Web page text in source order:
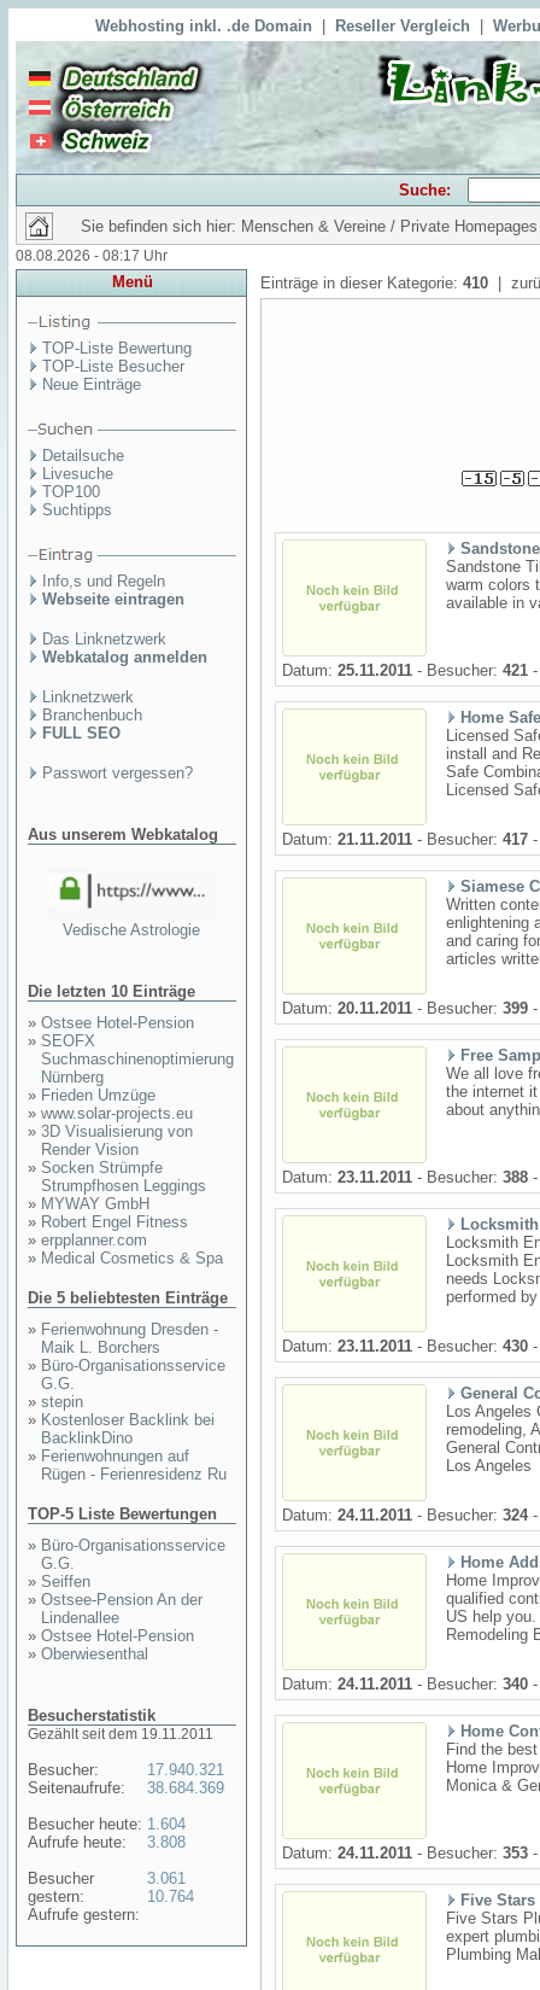
Webhosting inkl. .de Domain Reseller Vergleich
Suche:
Sie befinden sich hier: Menschen & Vereine / Private Homepages
08.08.2026 - 08:17 Uhr
Menü
TOP-Liste Bewertung
TOP-Liste Besucher
Neue Einträge
Detailsuche
Livesuche
TOP100
Suchtipps
Info,s und Regeln
Webseite eintragen
Das Linknetzwerk
Webkatalog anmelden
Linknetzwerk
Branchenbuch
FULL SEO
Passwort vergessen?
Aus unserem Webkatalog
Vedische Astrologie
Die letzten 10 Einträge
» Ostsee Hotel-Pension
» SEOFX
Suchmaschinenoptimierung
Nürnberg
» Frieden Umzüge
» www.solar-projects.eu
» 3D Visualisierung von
Render Vision
» Socken Strümpfe
Strumpfhosen Leggings
» MYWAY GmbH
» Robert Engel Fitness
» erpplanner.com
» Medical Cosmetics & Spa
Die 5 beliebtesten Einträge
» Ferienwohnung Dresden -
Maik L. Borchers
» Büro-Organisationsservice
G.G.
» stepin
» Kostenloser Backlink bei
BacklinkDino
» Ferienwohnungen auf
Rügen - Ferienresidenz Ru
TOP-5 Liste Bewertungen
» Büro-Organisationsservice
G.G.
» Seiffen
» Ostsee-Pension An der
Lindenallee
» Ostsee Hotel-Pension
» Oberwiesenthal
Besucherstatistik
Gezählt seit dem 19.11.2011
Besucher:
Seitenaufrufe:
Besucher heute:
Aufrufe heute:
Besucher
gestern:
Aufrufe gestern:
17.940.321
38.684.369
1.604
3.808
3.061
10.764
Einträge in dieser Kategorie: 410 |
Sandstone
Sandstone
warm colors
available in
Datum: 25.11.2011 - Besucher: 421
Home
Licensed
install and
Safe
Licensed
Datum: 21.11.2011 - Besucher: 417
Siamese
Written
enlightening
and caring
articles
Datum: 20.11.2011 - Besucher: 399
Free
We all love
the internet
about
Datum: 23.11.2011 - Besucher: 388
Locksmith
Locksmith
needs
performed
Datum: 23.11.2011 - Besucher: 430
General
Los Angeles
remodeling,
General
Los Angeles
Datum: 24.11.2011 - Besucher: 324-
Home
Home
qualified
US help
Remodeling
Datum: 24.11.2011 - Besucher: 340
Home
Find the
Home
Monica &
Datum: 24.11.2011 - Besucher: 353
Five
Five Stars
expert
Plumbing